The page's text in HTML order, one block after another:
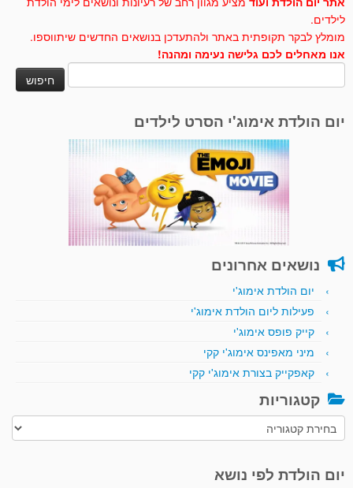
לילדים.
מומלץ לבקר תקופתית באתר ולהתעדכן בנושאים החדשים שיתווספו.
אנו מאחלים לכם גלישה נעימה ומהנה!
יום הולדת אימוג'י הסרט לילדים
נושאים אחרונים
יום הולדת אימוג'י
פעילות ליום הולדת אימוג'י
קייק פופס אימוג'י
מיני מאפינס אימוג'י קקי
קאפקייק בצורת אימוג'י קקי
קטגוריות
קטגוריות
יום הולדת לפי נושא